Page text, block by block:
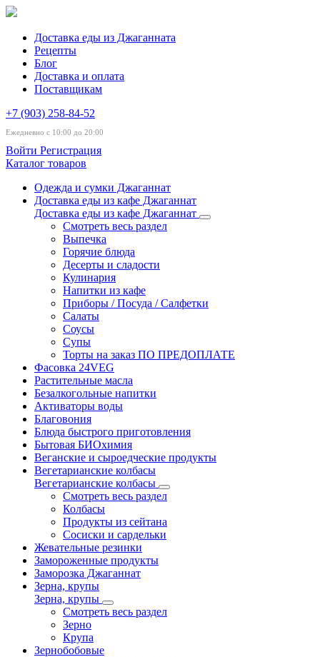
Доставка еды из Джаганната
Рецепты
Блог
Доставка и оплата
Поставщикам
+7 (903) 258-84-52
Ежедневно с 10:00 до 20:00
Войти Регистрация
Каталог товаров
Одежда и сумки Джаганнат
Доставка еды из кафе Джаганнат
Доставка еды из кафе Джаганнат
Смотреть весь раздел
Выпечка
Горячие блюда
Десерты и сладости
Кулинария
Напитки из кафе
Приборы / Посуда / Салфетки
Салаты
Соусы
Супы
Торты на заказ ПО ПРЕДОПЛАТЕ
Фасовка 24VEG
Растительные масла
Безалкогольные напитки
Активаторы воды
Благовония
Блюда быстрого приготовления
Бытовая БИОхимия
Веганские и сыроедческие продукты
Вегетарианские колбасы
Вегетарианские колбасы
Смотреть весь раздел
Колбасы
Продукты из сейтана
Сосиски и сардельки
Жевательные резинки
Замороженные продукты
Заморозка Джаганнат
Зерна, крупы
Зерна, крупы
Смотреть весь раздел
Зерно
Крупа
Зернобобовые